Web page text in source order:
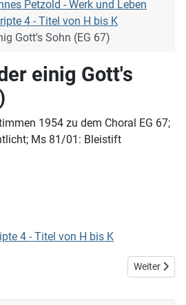
Petzold - Werk und Leben
4 - Titel von H bis K
Gott's Sohn (EG 67)
einig Gott's
1954 zu dem Choral EG 67;
Ms 81/01: Bleistift
4 - Titel von H bis K
dein bin ich eigen Nächster
Weiter